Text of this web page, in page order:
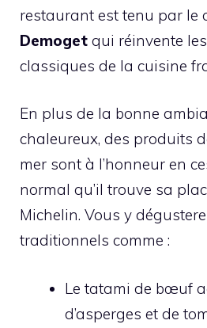
restaurant est tenu par le
Demoget qui réinvente
classiques de la cuisine
En plus de la bonne
chaleureux, des produits
mer sont à l’honneur en
normal qu’il trouve sa
Michelin. Vous y
traditionnels comme :
Le tatami de bœuf
d’asperges et de